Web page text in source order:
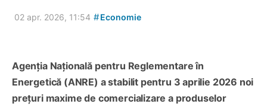
02 apr. 2026, 11:54 #Economie
Agenția Națională pentru Reglementare în
Energetică (ANRE) a stabilit pentru 3 aprilie 2026 noi
prețuri maxime de comercializare a produselor